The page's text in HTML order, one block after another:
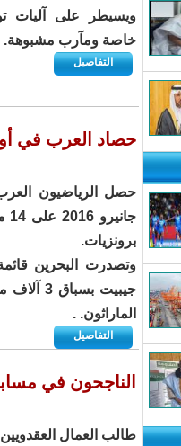
ويسيطر على آليات
خاصة ومآرب مشبوهة.
التفاصيل
حصاد العرب في
حصل الرياضيون
برونزيات.
وتصدرت البحرين
جيبيت
الماراثون. .
التفاصيل
الناجحون في
طالب العمال